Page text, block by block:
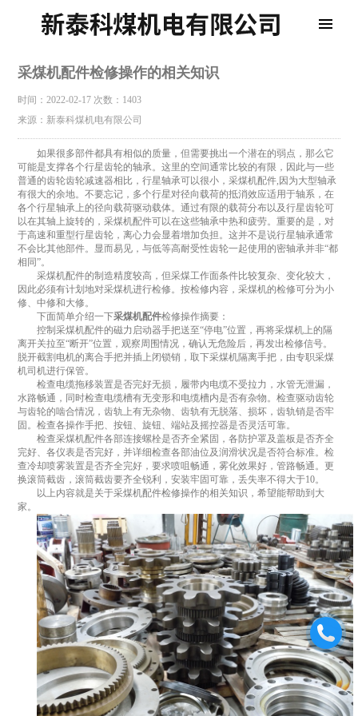
采煤机配件检修操作的相关知识
时间：2022-02-17 次数：1403
来源：新泰科煤机电有限公司
如果很多部件都具有相似的质量，但需要挑出一个潜在的弱点，那么它
可能是支撑各个行星齿轮的轴承。这里的空间通常比较的有限，因此与一些
普通的齿轮齿轮减速器相比，行星轴承可以很小，采煤机配件,因为大型轴承
有很大的余地。不要忘记，多个行星对径向载荷的抵消效应适用于轴系，在
各个行星轴承上的径向载荷驱动载体。通过有限的载荷分布以及行星齿轮可
以在其轴上旋转的，采煤机配件可以在这些轴承中热和疲劳。重要的是，对
于高速和重型行星齿轮，离心力会显着增加负担。这并不是说行星轴承通常
不会比其他部件。显而易见，与低等高耐受性齿轮一起使用的密轴承并非“都
相同”。
采煤机配件的制造精度较高，但采煤工作面条件比较复杂、变化较大，
因此必须有计划地对采煤机进行检修。按检修内容，采煤机的检修可分为小
修、中修和大修。
下面简单介绍一下采煤机配件检修操作摘要：
控制采煤机配件的磁力启动器手把送至“停电”位置，再将采煤机上的隔
离开关拉至“断开”位置，观察周围情况，确认无危险后，再发出检修信号。
脱开截割电机的离合手把并插上闭锁销，取下采煤机隔离手把，由专职采煤
机司机进行保管。
检查电缆拖移装置是否完好无损，履带内电缆不受拉力，水管无泄漏，
水路畅通，同时检查电缆槽有无变形和电缆槽内是否有杂物。检查驱动齿轮
与齿轮的啮合情况，齿轨上有无杂物、齿轨有无脱落、损坏，齿轨销是否牢
固。检查各操作手把、按钮、旋钮、端站及摇控器是否灵活可靠。
检查采煤机配件各部连接螺栓是否齐全紧固，各防护罩及盖板是否齐全
完好、各仪表是否完好，并详细检查各部油位及润滑状况是否符合标准。检
查冷却喷雾装置是否齐全完好，要求喷咀畅通，雾化效果好，管路畅通。更
换滚筒截齿，滚筒截齿要齐全锐利，安装牢固可靠，丢失率不得大于10。
以上内容就是关于采煤机配件检修操作的相关知识，希望能帮助到大
家。